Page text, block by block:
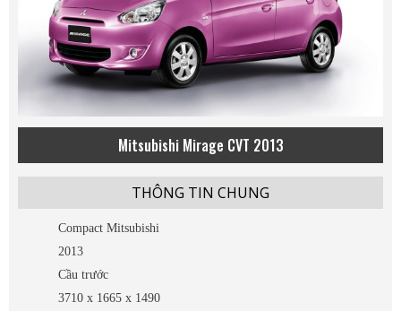
Mitsubishi Mirage CVT 2013
THÔNG TIN CHUNG
Compact Mitsubishi
2013
Cầu trước
3710 x 1665 x 1490